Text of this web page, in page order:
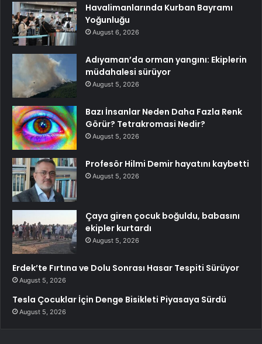
Havalimanlarında Kurban Bayramı
Yoğunluğu
August 6, 2026
Adıyaman’da orman yangını: Ekiplerin
müdahalesi sürüyor
August 5, 2026
Bazı İnsanlar Neden Daha Fazla Renk
Görür? Tetrakromasi Nedir?
August 5, 2026
Profesör Hilmi Demir hayatını kaybetti
August 5, 2026
Çaya giren çocuk boğuldu, babasını
ekipler kurtardı
August 5, 2026
Erdek’te Fırtına ve Dolu Sonrası Hasar Tespiti Sürüyor
August 5, 2026
Tesla Çocuklar İçin Denge Bisikleti Piyasaya Sürdü
August 5, 2026